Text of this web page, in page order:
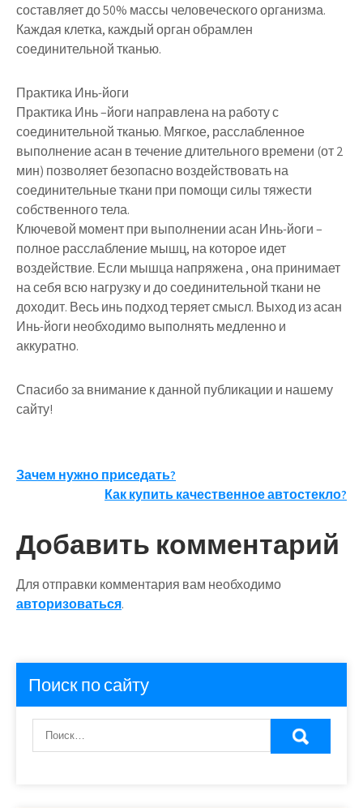
составляет до 50% массы человеческого организма.
Каждая клетка, каждый орган обрамлен
соединительной тканью.
Практика Инь-йоги
Практика Инь –йоги направлена на работу с
соединительной тканью. Мягкое, расслабленное
выполнение асан в течение длительного времени (от 2
мин) позволяет безопасно воздействовать на
соединительные ткани при помощи силы тяжести
собственного тела.
Ключевой момент при выполнении асан Инь-йоги –
полное расслабление мышц, на которое идет
воздействие. Если мышца напряжена , она принимает
на себя всю нагрузку и до соединительной ткани не
доходит. Весь инь подход теряет смысл. Выход из асан
Инь-йоги необходимо выполнять медленно и
аккуратно.
Спасибо за внимание к данной публикации и нашему
сайту!
Навигация
записям
Зачем нужно приседать?
Как купить качественное автостекло?
Добавить комментарий
Для отправки комментария вам необходимо
авторизоваться.
Поиск по сайту